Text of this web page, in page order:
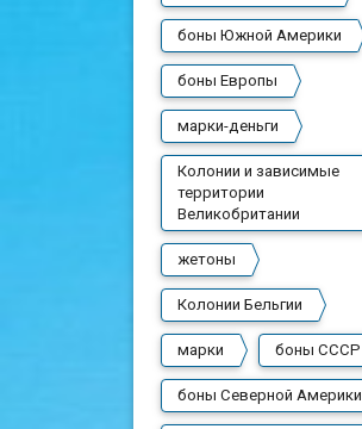
боны Южной Америки
боны Европы
марки-деньги
Колонии и зависимые
территории
Великобритании
жетоны
Колонии Бельгии
марки боны СССР
боны Северной Америки